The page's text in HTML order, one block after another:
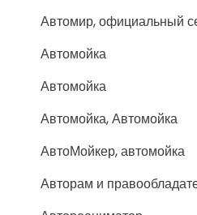
Автомир, официальный
Автомойка
Автомойка
Автомойка, Автомойка
АвтоМойкер, автомойка
Авторам и